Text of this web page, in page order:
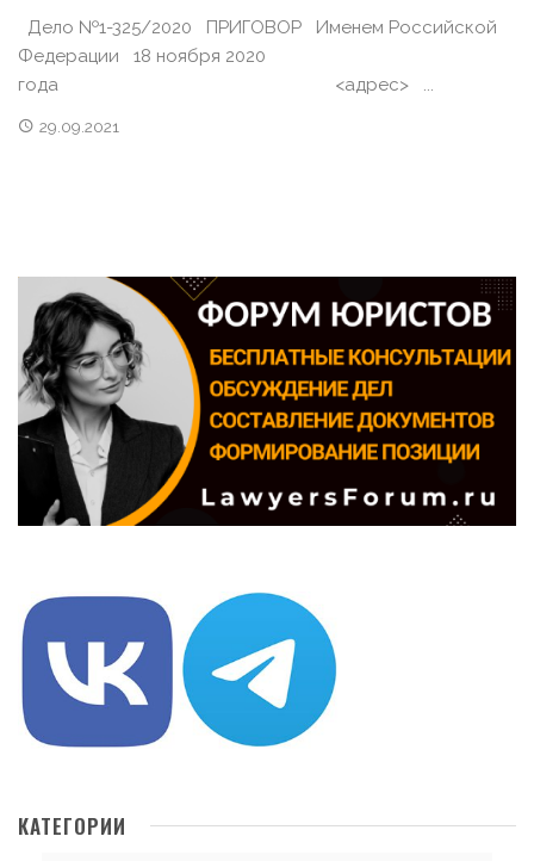
Дело №1-325/2020 ПРИГОВОР Именем Российской
Федерации 18 ноября 2020
года <адрес> ...
29.09.2021
КАТЕГОРИИ